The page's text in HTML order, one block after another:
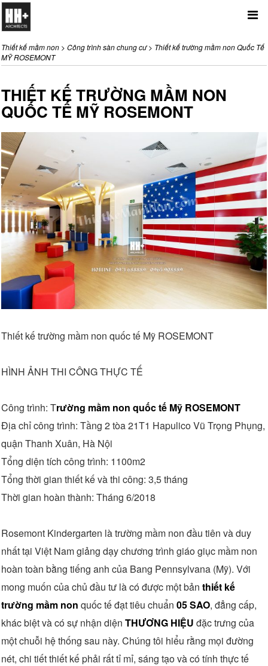
Thiết kế mầm non > Công trình sàn chung cư> Thiết kế trường mầm non Quốc Tế
MỸ ROSEMONT
THIẾT KẾ TRƯỜNG MẦM NON
QUỐC TẾ MỸ ROSEMONT
Thiết kế trường mầm non quốc tế Mỹ ROSEMONT
HÌNH ẢNH THI CÔNG THỰC TẾ
Công trình: Trường mầm non quốc tế Mỹ ROSEMONT
Địa chỉ công trình: Tầng 2 tòa 21T1 Hapulico Vũ Trọng Phụng,
quận Thanh Xuân, Hà Nội
Tổng diện tích công trình: 1100m2
Tổng thời gian thiết kế và thi công: 3,5 tháng
Thời gian hoàn thành: Tháng 6/2018
Rosemont Kindergarten là trường mầm non đầu tiên và duy
nhất tại Việt Nam giảng dạy chương trình giáo giục mầm non
hoàn toàn bằng tiếng anh của Bang Pennsylvana (Mỹ). Với
mong muốn của chủ đầu tư là có được một bản thiết kế
trường mầm non quốc tế đạt tiêu chuẩn 05 SAO, đẳng cấp,
khác biệt và có sự nhận diện THƯƠNG HIỆU đặc trưng của
một chuỗi hệ thống sau này. Chúng tôi hiểu rằng mọi đường
nét, chi tiết thiết kế phải rất tỉ mỉ, sáng tạo và có tính thực tế